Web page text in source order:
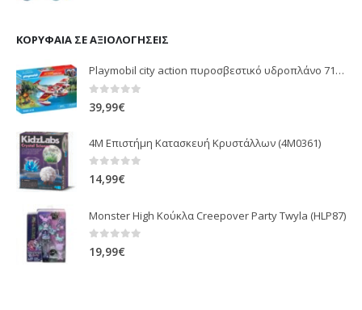
ΚΟΡΥΦΑΊΑ ΣΕ ΑΞΙΟΛΟΓΉΣΕΙΣ
Playmobil city action πυροσβεστικό υδροπλάνο 71463
39,99€
4M Επιστήμη Κατασκευή Κρυστάλλων (4M0361)
0 out of 5
14,99€
Monster High Κούκλα Creepover Party Twyla (HLP87)
0 out of 5
19,99€